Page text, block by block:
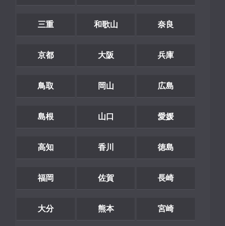
三重 和歌山 奈良
京都 大阪 兵庫
鳥取 岡山 広島
島根 山口 愛媛
高知 香川 徳島
福岡 佐賀 長崎
大分 熊本 宮崎